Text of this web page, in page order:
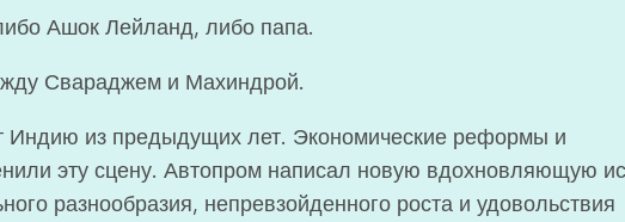
Ашок Лейланд, либо папа.
Свараджем и Махиндрой.
Индию из предыдущих лет. Экономические реформы и
эту сцену. Автопром написал новую вдохновляющую
разнообразия, непревзойденного роста и удовольствия